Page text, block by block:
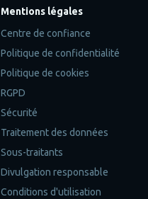
Mentions légales
Centre de confiance
Politique de confidentialité
Politique de cookies
RGPD
Sécurité
Traitement des données
Sous-traitants
Divulgation responsable
Conditions d'utilisation